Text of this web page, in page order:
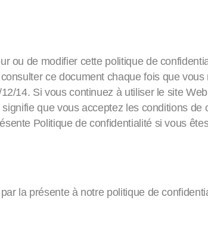
ou de modifier cette politique de
ce document chaque fois que
14. Si vous continuez à utiliser le site
que vous acceptez les conditions
Politique de confidentialité si vous
la présente à notre politique de